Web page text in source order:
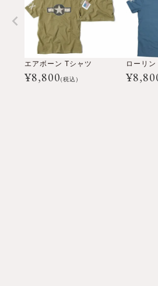
エアボーン Tシャツ
¥8,800(税込)
ローリ
¥